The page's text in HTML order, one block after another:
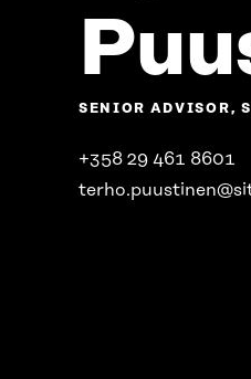
SENIOR ADVISOR,
+358 29 461 8601